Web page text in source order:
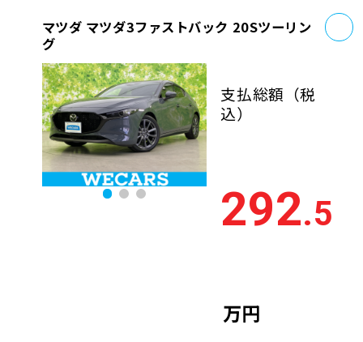
マツダ マツダ3ファストバック 20Sツーリン
グ
支払総額 （税
込）
292.5
万円